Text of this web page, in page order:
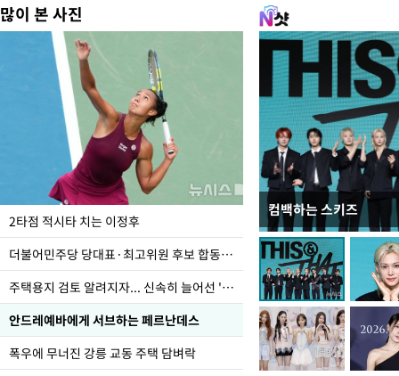
많이 본 사진
2타점 적시타 치는 이정후
더불어민주당 당대표·최고위원 후보 합동연설회
주택용지 검토 알려지자... 신속히 늘어선 '근조화환'
안드레예바에게 서브하는 페르난데스
폭우에 무너진 강릉 교동 주택 담벼락
컴백하는 스키즈
이번주 국회에는 무